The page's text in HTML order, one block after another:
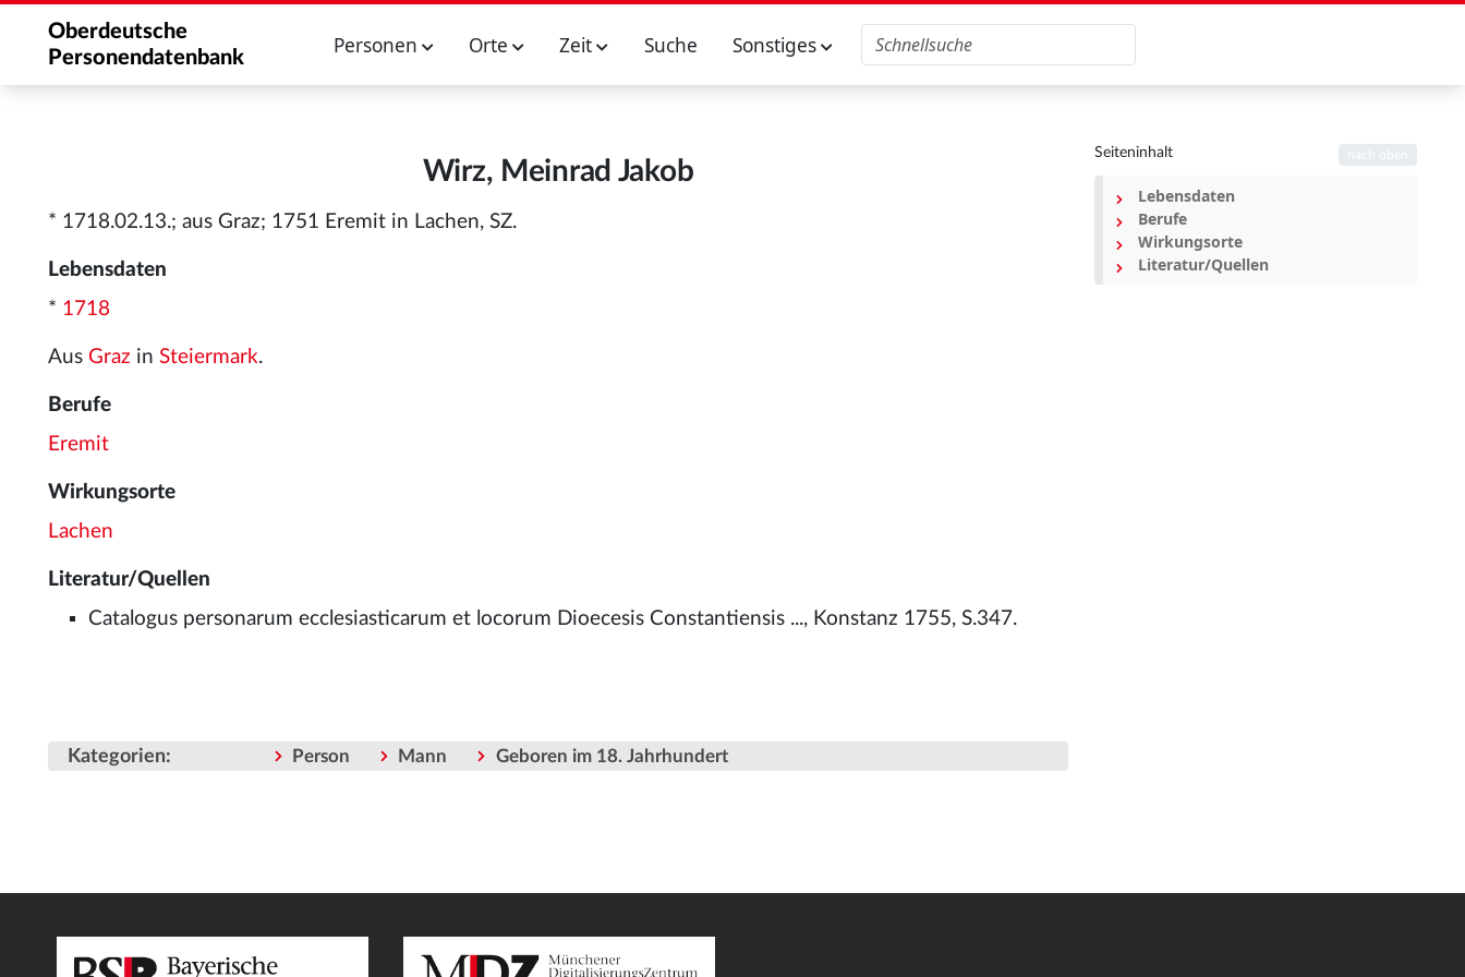
Oberdeutsche
Personendatenbank
Personen Orte Zeit Suche Sonstiges
Wirz, Meinrad Jakob
* 1718.02.13.; aus Graz; 1751 Eremit in Lachen, SZ.
Lebensdaten
* 1718
Aus Graz in Steiermark.
Berufe
Eremit
Wirkungsorte
Lachen
Literatur/Quellen
Catalogus personarum ecclesiasticarum et locorum Dioecesis Constantiensis ..., Konstanz 1755, S.347.
Kategorien: Person Mann Geboren im 18. Jahrhundert
Seiteninhalt
Lebensdaten
Berufe
Wirkungsorte
Literatur/Quellen